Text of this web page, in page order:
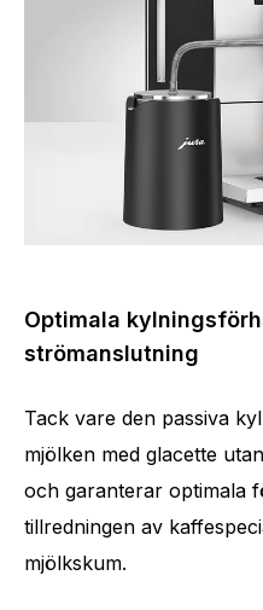
Optimala
strömanslutning
Tack vare den passiva
mjölken med glacette
och garanterar optimala
tillredningen av
mjölkskum.